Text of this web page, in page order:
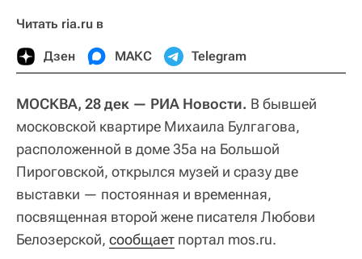
Читать ria.ru в
Дзен МАКС Telegram
МОСКВА, 28 дек — РИА Новости. В бывшей
московской квартире Михаила Булгагова,
расположенной в доме 35а на Большой
Пироговской, открылся музей и сразу две
выставки — постоянная и временная,
посвященная второй жене писателя Любови
Белозерской, сообщает портал mos.ru.